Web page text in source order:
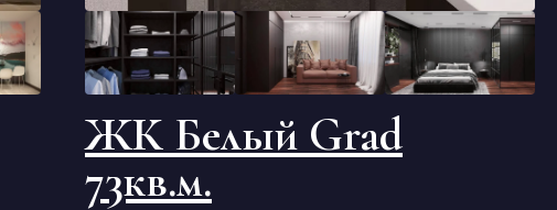
ЖК Белый Grad
73кв.м.